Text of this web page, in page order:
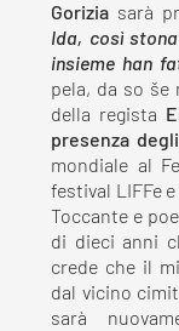
Gorizia sarà
Ida, così
insieme han
pela, da so še
della regista
presenza
mondiale al
festival LIFFe
Toccante e
di dieci anni
crede che il
dal vicino
sarà